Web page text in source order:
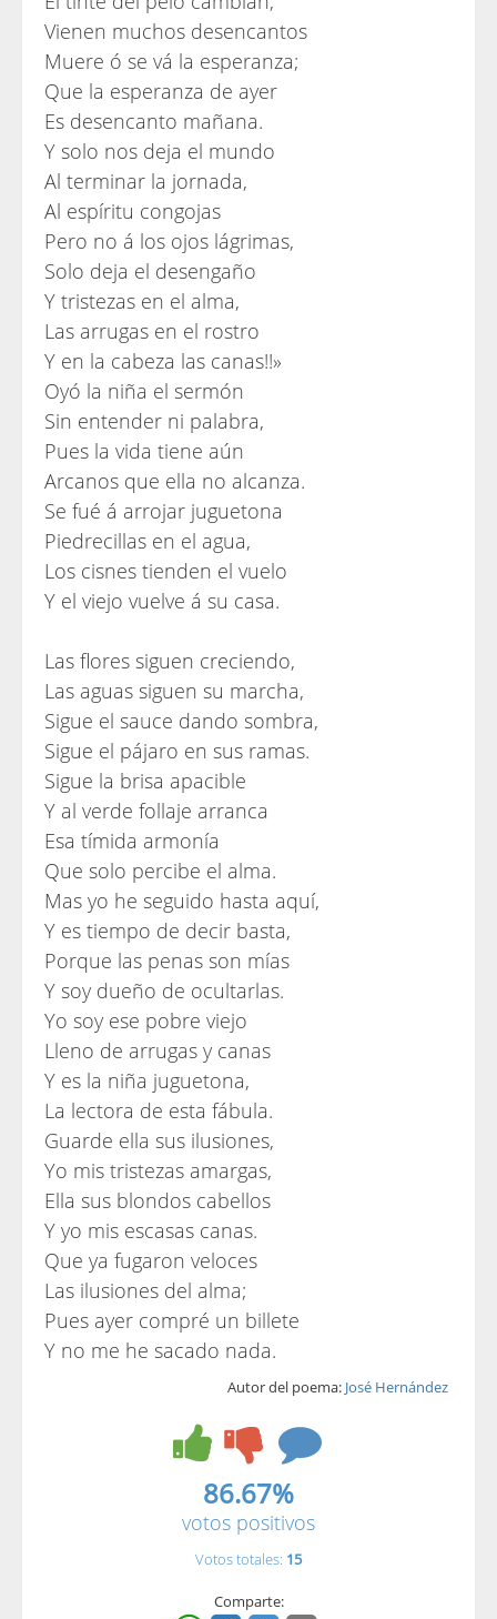
Vienen muchos desencantos
Muere ó se vá la esperanza;
Que la esperanza de ayer
Es desencanto mañana.
Y solo nos deja el mundo
Al terminar la jornada,
Al espíritu congojas
Pero no á los ojos lágrimas,
Solo deja el desengaño
Y tristezas en el alma,
Las arrugas en el rostro
Y en la cabeza las canas!!»
Oyó la niña el sermón
Sin entender ni palabra,
Pues la vida tiene aún
Arcanos que ella no alcanza.
Se fué á arrojar juguetona
Piedrecillas en el agua,
Los cisnes tienden el vuelo
Y el viejo vuelve á su casa.
Las flores siguen creciendo,
Las aguas siguen su marcha,
Sigue el sauce dando sombra,
Sigue el pájaro en sus ramas.
Sigue la brisa apacible
Y al verde follaje arranca
Esa tímida armonía
Que solo percibe el alma.
Mas yo he seguido hasta aquí,
Y es tiempo de decir basta,
Porque las penas son mías
Y soy dueño de ocultarlas.
Yo soy ese pobre viejo
Lleno de arrugas y canas
Y es la niña juguetona,
La lectora de esta fábula.
Guarde ella sus ilusiones,
Yo mis tristezas amargas,
Ella sus blondos cabellos
Y yo mis escasas canas.
Que ya fugaron veloces
Las ilusiones del alma;
Pues ayer compré un billete
Y no me he sacado nada.
Autor del poema: José Hernández
86.67%
votos positivos
Votos totales: 15
Comparte: